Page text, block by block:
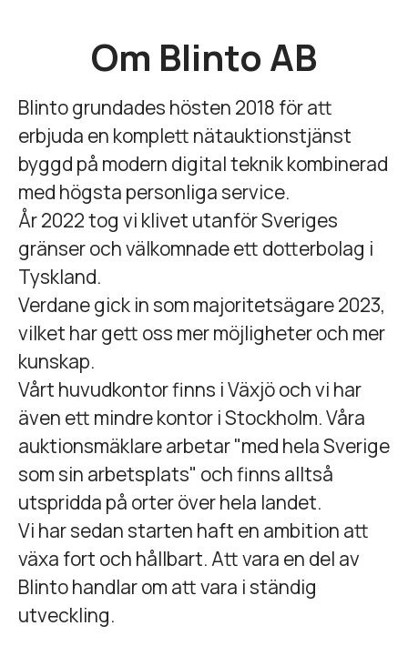
Om Blinto AB
Blinto grundades hösten 2018 för att
erbjuda en komplett nätauktionstjänst
byggd på modern digital teknik kombinerad
med högsta personliga service.
År 2022 tog vi klivet utanför Sveriges
gränser och välkomnade ett dotterbolag i
Tyskland.
Verdane gick in som majoritetsägare 2023,
vilket har gett oss mer möjligheter och mer
kunskap.
Vårt huvudkontor finns i Växjö och vi har
även ett mindre kontor i Stockholm. Våra
auktionsmäklare arbetar "med hela Sverige
som sin arbetsplats" och finns alltså
utspridda på orter över hela landet.
Vi har sedan starten haft en ambition att
växa fort och hållbart. Att vara en del av
Blinto handlar om att vara i ständig
utveckling.